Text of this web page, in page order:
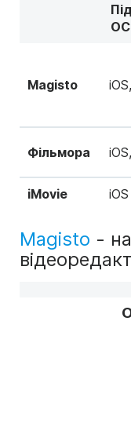
ОС
Magisto
Фільмора
iMovie iOS
Magisto -